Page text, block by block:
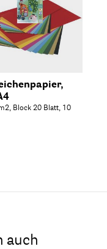
Block 20 Blatt, 10
auch